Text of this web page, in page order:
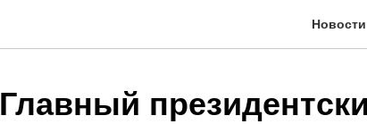
Новости
Главный